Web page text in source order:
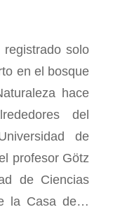
solo
en el bosque
hace
del
de
profesor Götz
de Ciencias
la Casa de…